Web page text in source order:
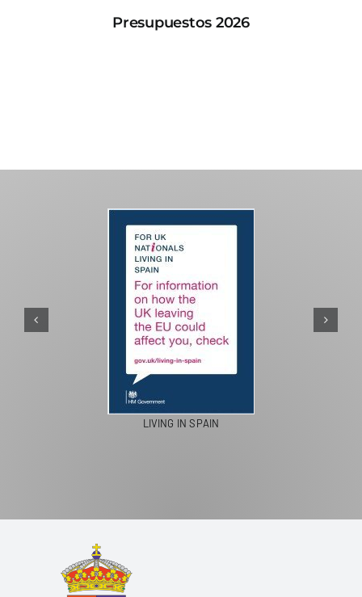
Presupuestos 2026
LIVING IN SPAIN